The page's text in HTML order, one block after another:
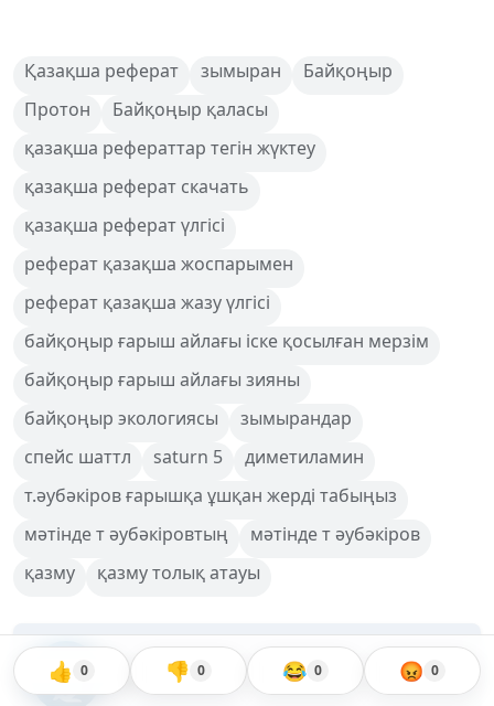
👍 0 👎 0 😂 0 😡 0
Қазақша реферат зымыран
Байқоңыр
Протон
Байқоңыр қаласы
қазақша рефераттар тегін жүктеу
қазақша реферат скачать
қазақша реферат үлгісі
реферат қазақша жоспарымен
реферат қазақша жазу үлгісі
байқоңыр ғарыш айлағы іске қосылған мерзім
байқоңыр ғарыш айлағы зияны
байқоңыр экологиясы
зымырандар
спейс шаттл
saturn 5
диметиламин
т.әубәкіров ғарышқа ұшқан жерді табыңыз
мәтінде т әубәкіровтың
мәтінде т әубәкіров
қазму
қазму толық атауы
Еркебұлан